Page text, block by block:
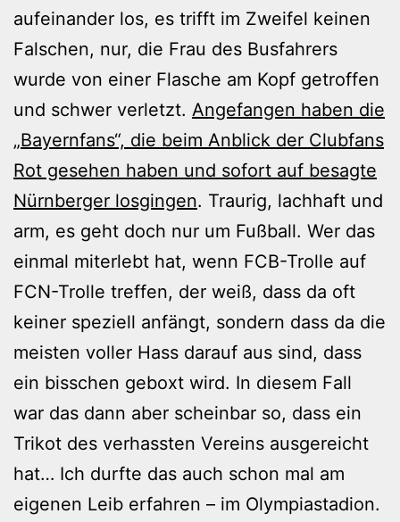
aufeinander los, es trifft im Zweifel keinen
Falschen, nur, die Frau des Busfahrers
wurde von einer Flasche am Kopf getroffen
und schwer verletzt. Angefangen haben die
„Bayernfans“, die beim Anblick der Clubfans
Rot gesehen haben und sofort auf besagte
Nürnberger losgingen. Traurig, lachhaft und
arm, es geht doch nur um Fußball. Wer das
einmal miterlebt hat, wenn FCB-Trolle auf
FCN-Trolle treffen, der weiß, dass da oft
keiner speziell anfängt, sondern dass da die
meisten voller Hass darauf aus sind, dass
ein bisschen geboxt wird. In diesem Fall
war das dann aber scheinbar so, dass ein
Trikot des verhassten Vereins ausgereicht
hat… Ich durfte das auch schon mal am
eigenen Leib erfahren – im Olympiastadion.